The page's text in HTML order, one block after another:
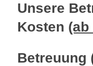
Unsere
Kosten (ab
Betreuung